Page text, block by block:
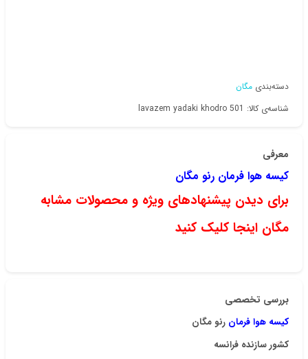
دسته‌بندی مگان
شناسه‌ی کالا: lavazem yadaki khodro 501
معرفی
کیسه هوا فرمان رنو مگان
برای دیدن پیشنهادهای ویژه و محصولات مشابه
مگان اینجا کلیک کنید
بررسی تخصصی
کیسه هوا فرمان رنو مگان
کشور سازنده فرانسه